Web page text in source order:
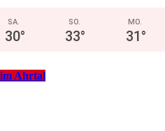
SA.
30°
SO.
33°
MO.
31°
Ahrtal